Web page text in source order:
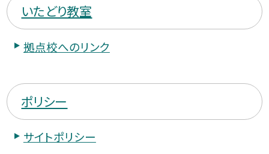
いたどり教室
拠点校へのリンク
ポリシー
サイトポリシー